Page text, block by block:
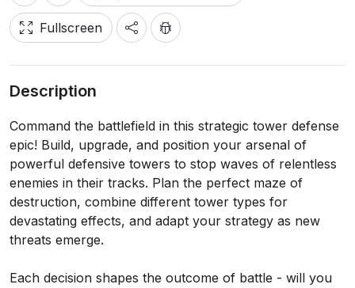
Fullscreen
Description
Command the battlefield in this strategic tower defense
epic! Build, upgrade, and position your arsenal of
powerful defensive towers to stop waves of relentless
enemies in their tracks. Plan the perfect maze of
destruction, combine different tower types for
devastating effects, and adapt your strategy as new
threats emerge.
Each decision shapes the outcome of battle - will you